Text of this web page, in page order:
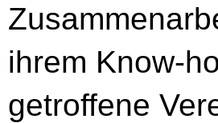
ihrem Know-
getroffene